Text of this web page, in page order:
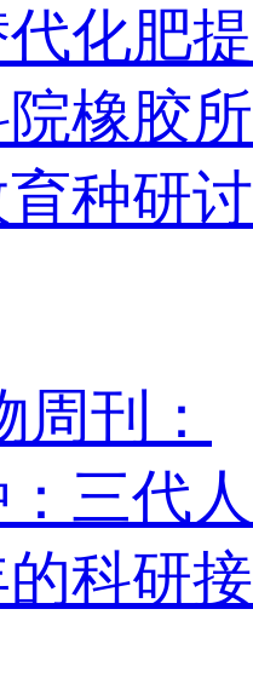
化肥
橡胶
种研